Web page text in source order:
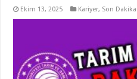
Ekim 13, 2025 Kariyer, Son Dakika!